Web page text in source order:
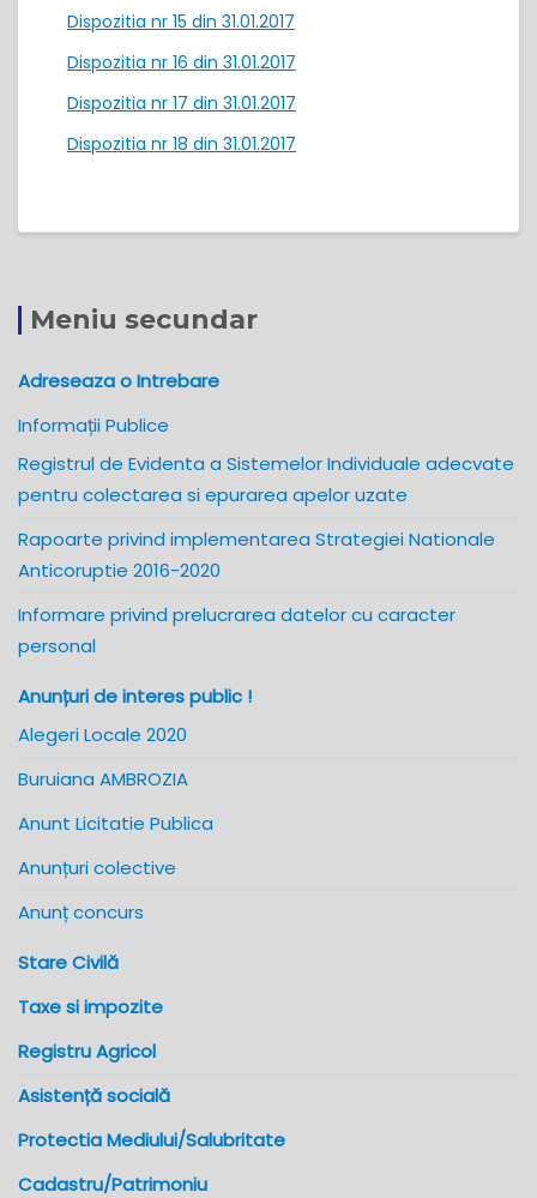
Dispozitia nr 15 din 31.01.2017
Dispozitia nr 16 din 31.01.2017
Dispozitia nr 17 din 31.01.2017
Dispozitia nr 18 din 31.01.2017
Meniu secundar
Adreseaza o Intrebare
Informații Publice
Registrul de Evidenta a Sistemelor Individuale adecvate
pentru colectarea si epurarea apelor uzate
Rapoarte privind implementarea Strategiei Nationale
Anticoruptie 2016-2020
Informare privind prelucrarea datelor cu caracter
personal
Anunțuri de interes public !
Alegeri Locale 2020
Buruiana AMBROZIA
Anunt Licitatie Publica
Anunțuri colective
Anunț concurs
Stare Civilă
Taxe si impozite
Registru Agricol
Asistență socială
Protectia Mediului/Salubritate
Cadastru/Patrimoniu